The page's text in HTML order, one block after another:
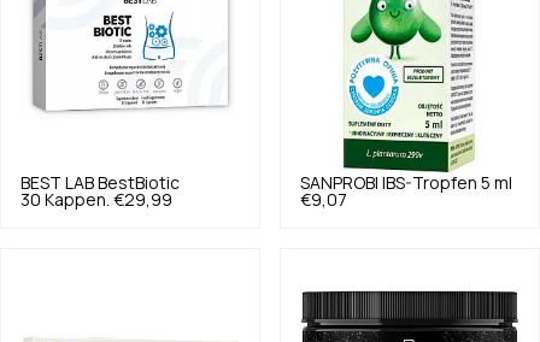
BEST LAB BestBiotic
30 Kappen. €29,99
SANPROBI IBS-Tropfen 5 ml
€9,07